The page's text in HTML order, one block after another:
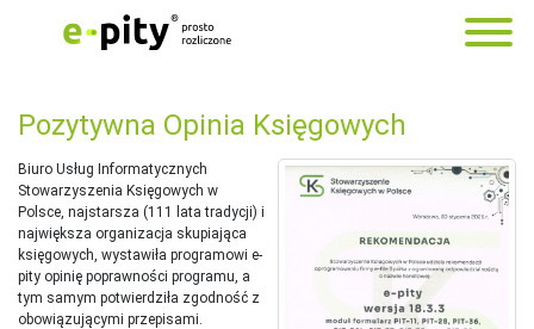
Pozytywna Opinia Księgowych
Biuro Usług Informatycznych
Stowarzyszenia Księgowych w
Polsce, najstarsza (111 lata tradycji) i
największa organizacja skupiająca
księgowych, wystawiła programowi e-
pity opinię poprawności programu, a
tym samym potwierdziła zgodność z
obowiązującymi przepisami.